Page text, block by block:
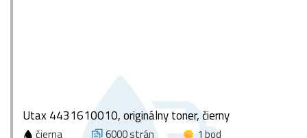
Utax 4431610010, originálny toner, čierny
čierna 6000 strán
1 bod